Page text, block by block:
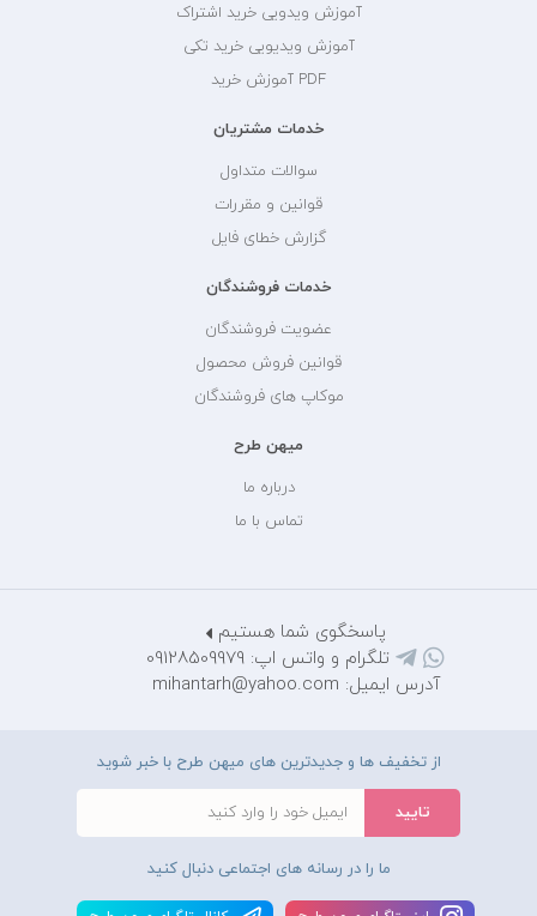
آموزش ویدویی خرید اشتراک
آموزش ویدیویی خرید تکی
PDF آموزش خرید
خدمات مشتریان
سوالات متداول
قوانین و مقررات
گزارش خطای فایل
خدمات فروشندگان
عضویت فروشندگان
قوانین فروش محصول
موکاپ های فروشندگان
میهن طرح
درباره ما
تماس با ما
پاسخگوی شما هستیم
تلگرام و واتس اپ: 09128509979
آدرس ایمیل: mihantarh@yahoo.com
از تخفیف ها و جدیدترین های میهن طرح با خبر شوید
ما را در رسانه های اجتماعی دنبال کنید